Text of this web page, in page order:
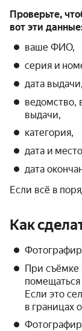
Проверьте,
вот эти
ваше ФИО,
серия и
дата выдачи,
ведомство,
выдачи,
категория,
дата и
дата
Если всё в
Как
При съёмке
помещаться
Если это
в границах